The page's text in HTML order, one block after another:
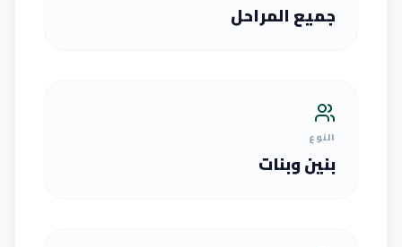
جميع المراحل
النوع
بنين وبنات